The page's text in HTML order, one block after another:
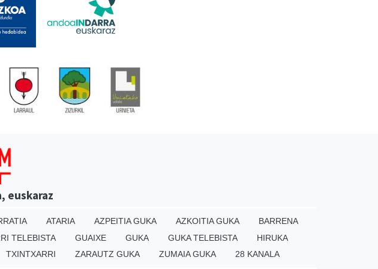
euskaraz
ATARIA AZPEITIA GUKA AZKOITIA GUKA
BARRENA
TELEBISTA GUAIXE GUKA GUKA TELEBISTA
HIRUKA
TXINTXARRI ZARAUTZ GUKA ZUMAIA GUKA 28 KANALA